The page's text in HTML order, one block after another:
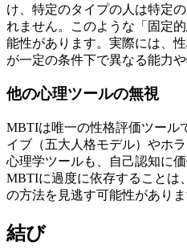
け、特定のタイプの人は特定
れません。このような「固定
能性があります。実際には、
が一定の条件下で異なる能力
他の心理ツールの無視
MBTIは唯一の性格評価ツール
イブ（五大人格モデル）やホ
心理学ツールも、自己認知に
MBTIに過度に依存することは
の方法を見逃す可能性がありま
結び